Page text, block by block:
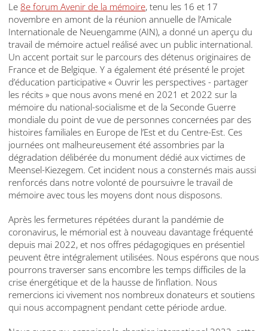
Le 8e forum Avenir de la mémoire, tenu les 16 et 17
novembre en amont de la réunion annuelle de l’Amicale
Internationale de Neuengamme (AIN), a donné un aperçu du
travail de mémoire actuel reálisé avec un public international.
Un accent portait sur le parcours des détenus originaires de
France et de Belgique. Y a également été présenté le projet
d’éducation participative « Ouvrir les perspectives - partager
les récits » que nous avons mené en 2021 et 2022 sur la
mémoire du national-socialisme et de la Seconde Guerre
mondiale du point de vue de personnes concernées par des
histoires familiales en Europe de l’Est et du Centre-Est. Ces
journées ont malheureusement été assombries par la
dégradation délibérée du monument dédié aux victimes de
Meensel-Kiezegem. Cet incident nous a consternés mais aussi
renforcés dans notre volonté de poursuivre le travail de
mémoire avec tous les moyens dont nous disposons.
Après les fermetures répétées durant la pandémie de
coronavirus, le mémorial est à nouveau davantage fréquenté
depuis mai 2022, et nos offres pédagogiques en présentiel
peuvent être intégralement utilisées. Nous espérons que nous
pourrons traverser sans encombre les temps difficiles de la
crise énergétique et de la hausse de l’inflation. Nous
remercions ici vivement nos nombreux donateurs et soutiens
qui nous accompagnent pendant cette période ardue.